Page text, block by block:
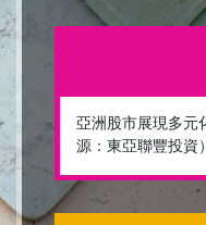
亞洲股市展現多元
源：東亞聯豐投資）